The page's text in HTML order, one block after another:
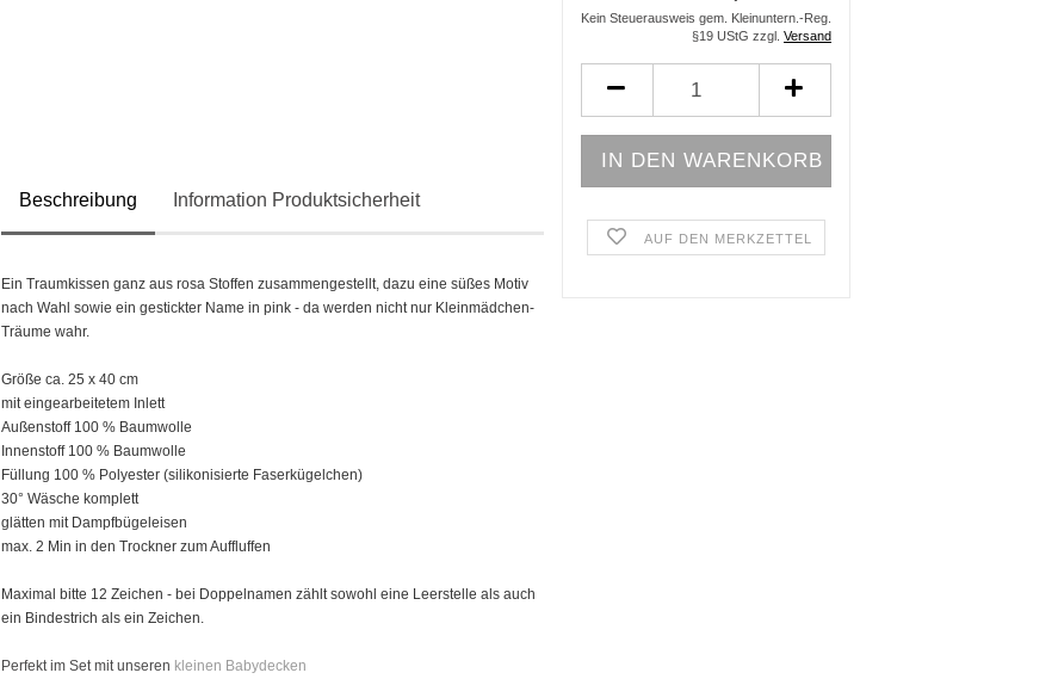
Kein Steuerausweis gem. Kleinuntern.-Reg.
§19 UStG zzgl. Versand
AUF DEN MERKZETTEL
Beschreibung Information Produktsicherheit
Ein Traumkissen ganz aus rosa Stoffen zusammengestellt, dazu eine süßes Motiv
nach Wahl sowie ein gestickter Name in pink - da werden nicht nur Kleinmädchen-
Träume wahr.
Größe ca. 25 x 40 cm
mit eingearbeitetem Inlett
Außenstoff 100 % Baumwolle
Innenstoff 100 % Baumwolle
Füllung 100 % Polyester (silikonisierte Faserkügelchen)
30° Wäsche komplett
glätten mit Dampfbügeleisen
max. 2 Min in den Trockner zum Auffluffen
Maximal bitte 12 Zeichen - bei Doppelnamen zählt sowohl eine Leerstelle als auch
ein Bindestrich als ein Zeichen.
Perfekt im Set mit unseren kleinen Babydecken